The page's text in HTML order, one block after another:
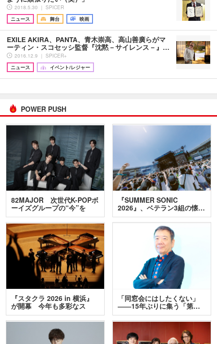
2018.5.30 ｜ SPICER
ニュース
舞台 映画
EXILE AKIRA、PANTA、青木崇高、高山善廣らがマ
ーティン・スコセッシ監督『沈黙－サイレンス－』…
2016.12.9 ｜ SPICER+
ニュース
イベント/レジャー
POWER PUSH
82MAJOR 次世代K-POPボ
ーイズグループの“今”を
訊…
『SUMMER SONIC
2026』、ベテラン3組の懐…
『スタクラ 2026 in 横浜』
が開幕 今年も多彩なス
テ…
「同窓会にはしたくない」
――15年ぶりに集う「第…